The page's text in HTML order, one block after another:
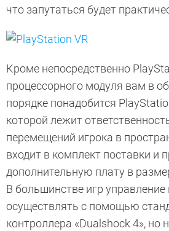
что запутаться будет
Кроме непосредственно
процессорного модуля вам в
порядке понадобится
которой лежит
перемещений игрока в
входит в комплект поставки и
дополнительную плату в
В большинстве игр
осуществлять с помощью
контроллера «Dualshock 4», но